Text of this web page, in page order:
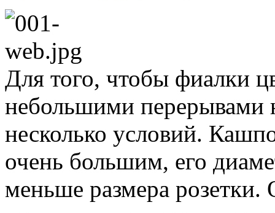
Для того, чтобы фиалки
небольшими перерывами
несколько условий.
очень большим, его
меньше размера розетки.